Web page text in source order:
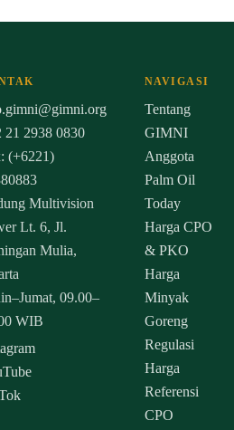
21 2938 0830
(+6221)
Multivision
Lt. 6, Jl.
Mulia,
09.00–
WIB
NAVIGASI
Tentang
GIMNI
Anggota
Palm Oil
Today
Harga CPO
& PKO
Harga
Minyak
Goreng
Regulasi
Harga
Referensi
CPO